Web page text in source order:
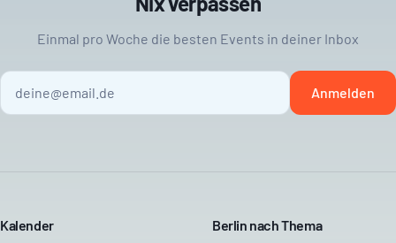
Einmal pro Woche die besten Events in deiner Inbox
Anmelden
Kalender Berlin nach Thema